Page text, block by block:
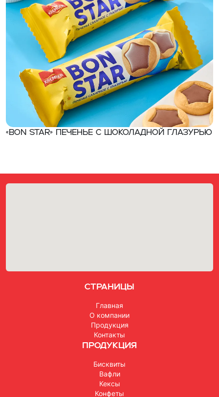
«BON STAR» Печенье с шоколадной глазурью
Страницы
Главная
О компании
Продукция
Контакты
Продукция
Бисквиты
Вафли
Кексы
Конфеты